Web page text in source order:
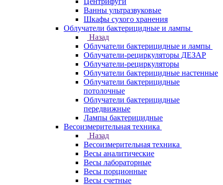
Ванны ультразвуковые
Шкафы сухого хранения
Облучатели бактерицидные и лампы
Назад
Облучатели бактерицидные и лампы
Облучатели-рециркуляторы ДЕЗАР
Облучатели-рециркуляторы
Облучатели бактерицидные настенные
Облучатели бактерицидные
потолочные
Облучатели бактерицидные
передвижные
Лампы бактерицидные
Весоизмерительная техника
Назад
Весоизмерительная техника
Весы аналитические
Весы лабораторные
Весы порционные
Весы счетные